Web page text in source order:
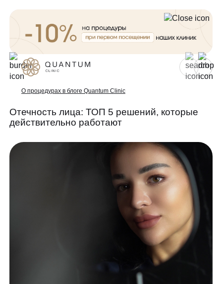
Для женщин Для мужчин
Услуги
Инъекционная косметология
Аппаратная косметология
Эстетическая косметология
Проблемы
О процедурах в блоге Quantum Clinic
Отечность лица: ТОП 5 решений, которые
действительно работают